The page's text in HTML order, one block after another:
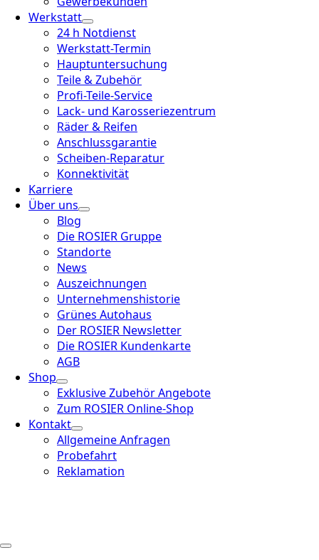
Werkstatt
24 h Notdienst
Werkstatt-Termin
Hauptuntersuchung
Teile & Zubehör
Profi-Teile-Service
Lack- und Karosseriezentrum
Räder & Reifen
Anschlussgarantie
Scheiben-Reparatur
Konnektivität
Karriere
Über uns
Blog
Die ROSIER Gruppe
Standorte
News
Auszeichnungen
Unternehmenshistorie
Grünes Autohaus
Der ROSIER Newsletter
Die ROSIER Kundenkarte
AGB
Shop
Exklusive Zubehör Angebote
Zum ROSIER Online-Shop
Kontakt
Allgemeine Anfragen
Probefahrt
Reklamation